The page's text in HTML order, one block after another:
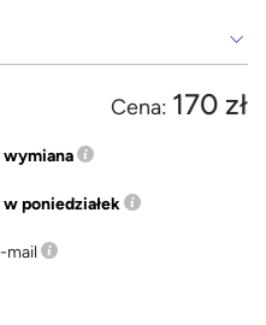
Cena: 170 zł
w poniedziałek
mail